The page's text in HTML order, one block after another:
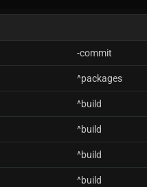
-commit
^packages
^build
^build
^build
^build